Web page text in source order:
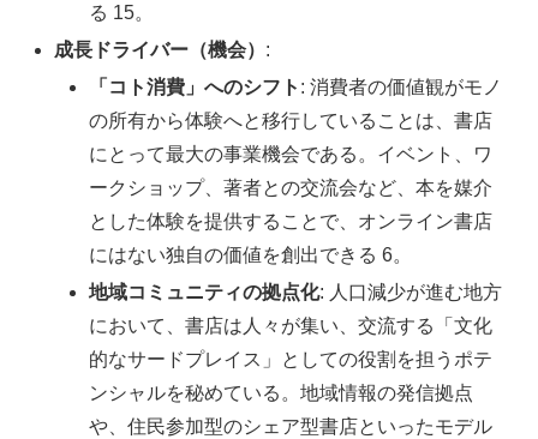
る 15。
成長ドライバー（機会） :
「コト消費」へのシフト : 消費者の価値観がモノ
の所有から体験へと移行していることは、書店
にとって最大の事業機会である。イベント、ワ
ークショップ、著者との交流会など、本を媒介
とした体験を提供することで、オンライン書店
にはない独自の価値を創出できる 6。
地域コミュニティの拠点化: 人口減少が進む地方
において、書店は人々が集い、交流する「文化
的なサードプレイス」としての役割を担うポテ
ンシャルを秘めている。地域情報の発信拠点
や、住民参加型のシェア型書店といったモデル